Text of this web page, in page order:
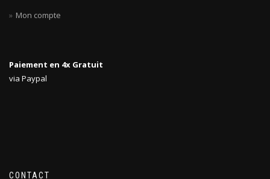
Mon compte
Paiement en 4x Gratuit
via Paypal
CONTACT